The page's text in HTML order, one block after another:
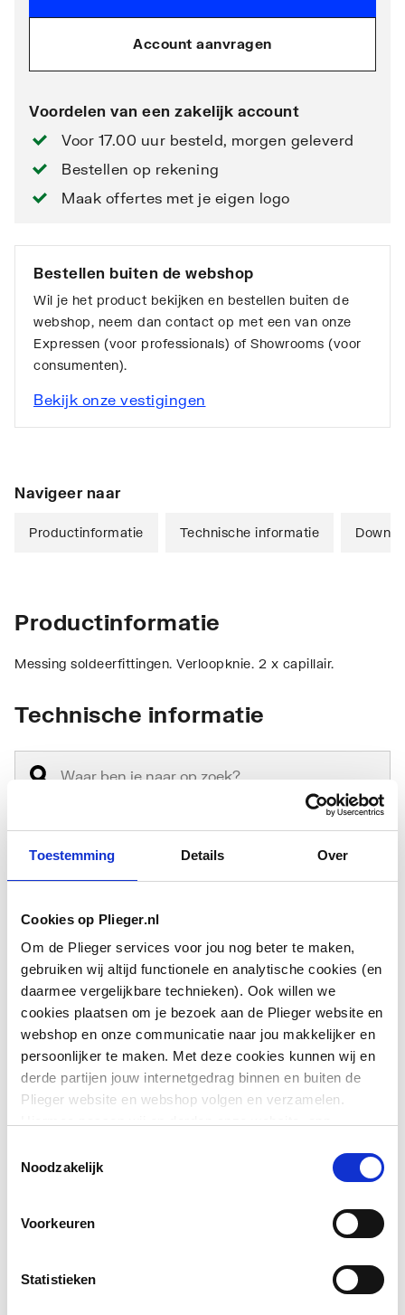
Toestemming Details Over
Cookies op Plieger.nl
Om de Plieger services voor jou nog beter te maken,
gebruiken wij altijd functionele en analytische cookies (en
daarmee vergelijkbare technieken). Ook willen we
cookies plaatsen om je bezoek aan de Plieger website en
webshop en onze communicatie naar jou makkelijker en
persoonlijker te maken. Met deze cookies kunnen wij en
derde partijen jouw internetgedrag binnen en buiten de
Plieger website en webshop volgen en verzamelen.
We slaan je cookievoorkeur op in je browser.
Noodzakelijk
Voorkeuren
Statistieken
Account aanvragen
Voordelen van een zakelijk account
Voor 17.00 uur besteld, morgen geleverd
Bestellen op rekening
Maak offertes met je eigen logo
Bestellen buiten de webshop
Wil je het product bekijken en bestellen buiten de
webshop, neem dan contact op met een van onze
Expressen (voor professionals) of Showrooms (voor
consumenten).
Bekijk onze vestigingen
Navigeer naar
Productinformatie Technische informatie
Productinformatie
Messing soldeerfittingen. Verloopknie. 2 x capillair.
Technische informatie
Aansluiting 2
Afgedopt Nee
Bochthoek 90
DIN-CERTCO certificaat Nee
DVGW-keur Nee
Excentrisch Nee
FM keur
Gastec QA
Toon meer
Downloads
Bouwtekening
5 MB
246 KB